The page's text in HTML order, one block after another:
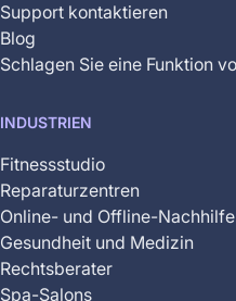
Support kontaktieren
Blog
Schlagen Sie eine Funktion
INDUSTRIEN
Fitnessstudio
Reparaturzentren
Online- und Offline-Nachhilfe
Gesundheit und Medizin
Rechtsberater
Spa-Salons